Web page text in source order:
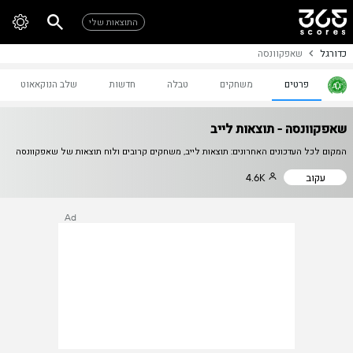
התוצאות שלי
כדורגל שאפקוונסה
פרטים משחקים טבלה חדשות שלב הנוקאאוט
שאפקוונסה - תוצאות לייב
המקום לכל העדכונים האחרונים: תוצאות לייב, משחקים קרובים ולוח תוצאות של שאפקוונסה
עקוב 4.6K
Ad